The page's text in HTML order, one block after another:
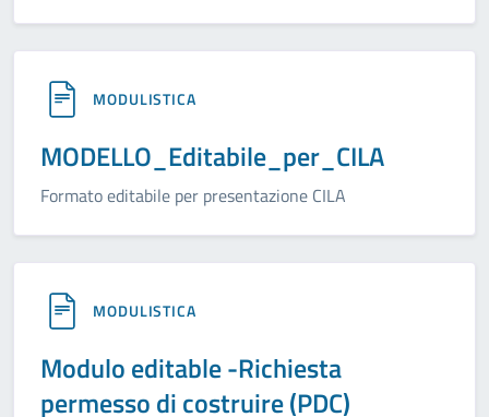
MODULISTICA
MODELLO_Editabile_per_CILA
Formato editabile per presentazione CILA
MODULISTICA
Modulo editable -Richiesta
permesso di costruire (PDC)